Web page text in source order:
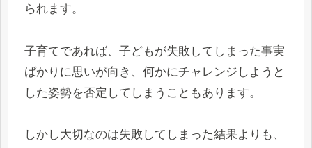
られます。
子育てであれば、子どもが失敗してしまった事実
ばかりに思いが向き、何かにチャレンジしようと
した姿勢を否定してしまうこともあります。
しかし大切なのは失敗してしまった結果よりも、